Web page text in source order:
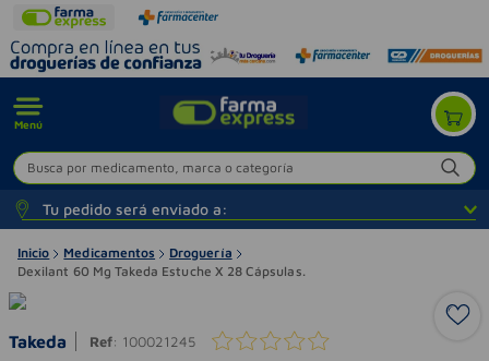
Menú
Busca por medicamento, marca o categoría
Tu pedido será enviado a:
Inicio Medicamentos
Droguería
Dexilant 60 Mg Takeda Estuche X 28 Cápsulas.
Takeda Ref: 100021245